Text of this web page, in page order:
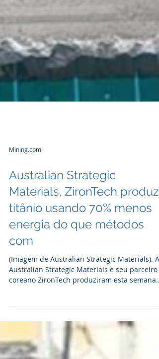
Mining.com
Australian Strategic
Materials, ZironTech produz
titânio usando 70% menos
energia do que métodos
com
(Imagem de Australian Strategic Materials). A